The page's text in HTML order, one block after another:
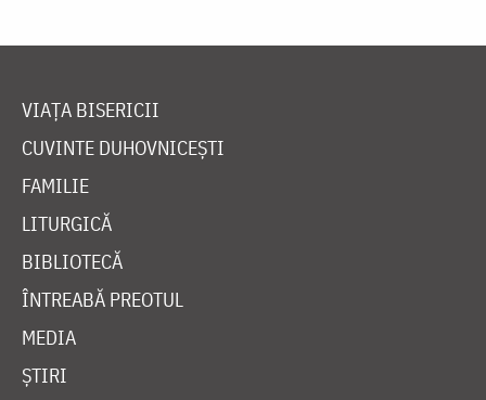
VIAȚA BISERICII
CUVINTE DUHOVNICEȘTI
FAMILIE
LITURGICĂ
BIBLIOTECĂ
ÎNTREABĂ PREOTUL
MEDIA
ȘTIRI